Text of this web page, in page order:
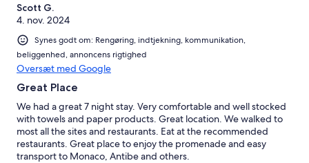
Scott G.
4. nov. 2024
Synes godt om: Rengøring, indtjekning, kommunikation,
beliggenhed, annoncens rigtighed
Oversæt med Google
Great Place
We had a great 7 night stay. Very comfortable and well stocked
with towels and paper products. Great location. We walked to
most all the sites and restaurants. Eat at the recommended
restaurants. Great place to enjoy the promenade and easy
transport to Monaco, Antibe and others.